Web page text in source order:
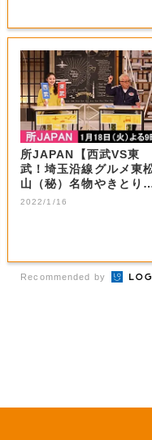
所JAPAN【西武VS東
武！埼玉沿線グルメ東
山（秘）名物やきとり
秩父ホルモン...
2022/1/16
Recommended by